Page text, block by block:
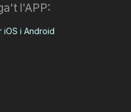
l'APP:
iOS i Android